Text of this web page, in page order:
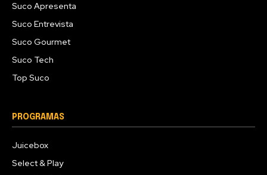
Suco Apresenta
Suco Entrevista
Suco Gourmet
Suco Tech
Top Suco
PROGRAMAS
Juicebox
Select & Play